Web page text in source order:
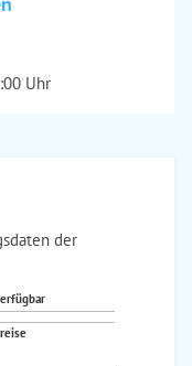
Uhr
der